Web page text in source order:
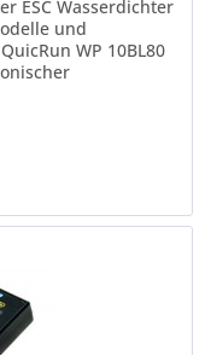
ESC Wasserdichter
und
WP 10BL80